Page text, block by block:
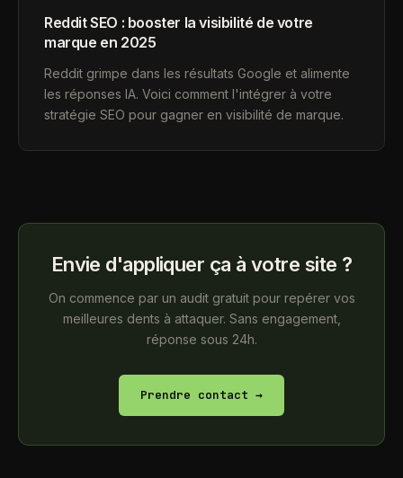
Reddit SEO : booster la visibilité de votre
marque en 2025
Reddit grimpe dans les résultats Google et alimente
les réponses IA. Voici comment l'intégrer à votre
stratégie SEO pour gagner en visibilité de marque.
Envie d'appliquer ça à votre site ?
On commence par un audit gratuit pour repérer vos
meilleures dents à attaquer. Sans engagement,
réponse sous 24h.
Prendre contact →